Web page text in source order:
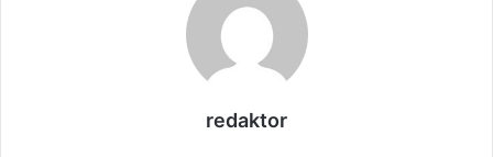
redaktor